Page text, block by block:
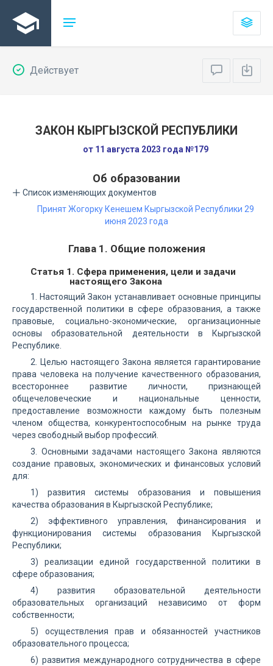
Действует
ЗАКОН КЫРГЫЗСКОЙ РЕСПУБЛИКИ
от 11 августа 2023 года №179
Об образовании
Список изменяющих документов
Принят Жогорку Кенешем Кыргызской Республики 29
июня 2023 года
Глава 1. Общие положения
Статья 1. Сфера применения, цели и задачи
настоящего Закона
1. Настоящий Закон устанавливает основные принципы
государственной политики в сфере образования, а также
правовые, социально-экономические, организационные
основы образовательной деятельности в Кыргызской
Республике.
2. Целью настоящего Закона является гарантирование
права человека на получение качественного образования,
всестороннее развитие личности, признающей
общечеловеческие и национальные ценности,
предоставление возможности каждому быть полезным
членом общества, конкурентоспособным на рынке труда
через свободный выбор профессий.
3. Основными задачами настоящего Закона являются
создание правовых, экономических и финансовых условий
для:
1) развития системы образования и повышения
качества образования в Кыргызской Республике;
2) эффективного управления, финансирования и
функционирования системы образования Кыргызской
Республики;
3) реализации единой государственной политики в
сфере образования;
4) развития образовательной деятельности
образовательных организаций независимо от форм
собственности;
5) осуществления прав и обязанностей участников
образовательного процесса;
6) развития международного сотрудничества в сфере